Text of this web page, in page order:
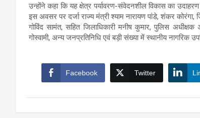
उन्होंने कहा कि यह क्षेत्र पर्यावरण-संवेदनशील विकास का
इस अवसर पर दर्जा राज्य मंत्री श्याम नारायण पांडे, शंकर
गोविंद सामंत, सहित जिलाधिकारी मनीष कुमार, पुलिस
गोस्वामी, अन्य जनप्रतिनिधि एवं बड़ी संख्या में स्थानीय नागरिक
Facebook Twitter